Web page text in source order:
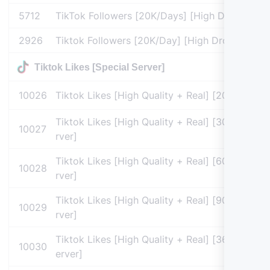
5712 TikTok Followers [20K/Days] [High Drop] [No
2926 Tiktok Followers [20K/Day] [High Drop] [No
Tiktok Likes [Special Server]
10026 Tiktok Likes [High Quality + Real] [20-40K/D]
10027
Tiktok Likes [High Quality + Real] [30 Days
rver]
10028
Tiktok Likes [High Quality + Real] [60 Days
rver]
10029
Tiktok Likes [High Quality + Real] [90 Days
rver]
10030
Tiktok Likes [High Quality + Real] [365 Days
erver]